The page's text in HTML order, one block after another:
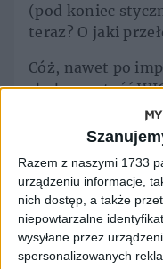
Razem z naszymi 1733
urządzeniu informacje,
nich dostęp, a także
niepowtarzalne
wysyłane przez
spersonalizowanych
(pod koniec
teraz? O jaki
Cóż, nawet po
skoku wartość
w maju, czerwcu
hossa się
proc. Innymi
którego niewiele
a inwestorzy mieli
zmęczenie i